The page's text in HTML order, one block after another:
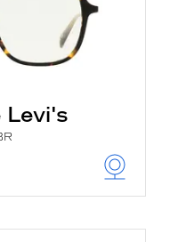
Levi's